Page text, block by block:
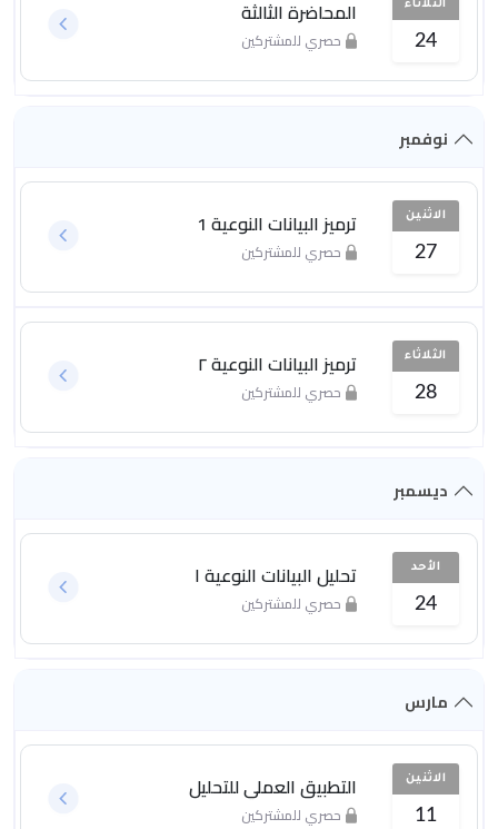
الثلاثاء
24
المحاضرة الثالثة
حصري للمشتركين
نوفمبر
الاثنين
27
ترميز البيانات النوعية 1
حصري للمشتركين
الثلاثاء
28
ترميز البيانات النوعية ٢
حصري للمشتركين
ديسمبر
الأحد
24
تحليل البيانات النوعية ١
حصري للمشتركين
مارس
الاثنين
11
التطبيق العملي للتحليل
حصري للمشتركين